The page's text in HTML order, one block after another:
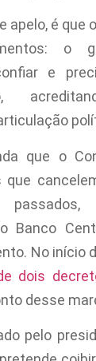
apelo, é que
o
e
que o
que
Banco
No início
dois
desse
pelo